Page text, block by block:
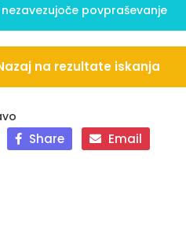
na rezultate iskanja
Share Email